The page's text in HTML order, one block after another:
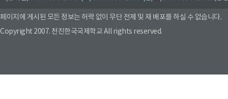
페이지에 게시된 모든 정보는 허락 없이 무단 전제 및 재 배포를 하실 수 없습니다.
Copyright 2007. 천진한국국제학교 All rights reserved.